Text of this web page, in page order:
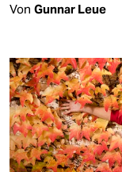
Von Gunnar Leue